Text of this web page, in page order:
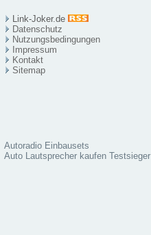
Link-Joker.de
Datenschutz
Nutzungsbedingungen
Impressum
Kontakt
Sitemap
Autoradio Einbausets
Auto Lautsprecher kaufen Testsieger